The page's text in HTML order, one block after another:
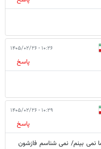
۱۰:۲۶ - ۱۴۰۵/۰۲/۲۶
پاسخ
۱۰:۲۹ - ۱۴۰۵/۰۲/۲۶
پاسخ
نمی بینم/ نمی شناسم فازشون